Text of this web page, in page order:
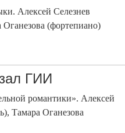
Алексей Селезнев
(фортепиано)
ГИИ
романтики». Алексей
Тамара Оганезова